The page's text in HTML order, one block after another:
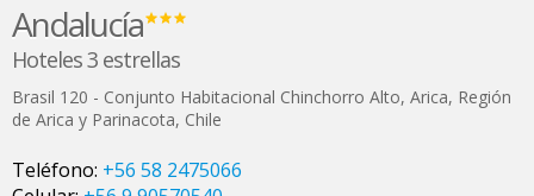
Andalucía
Hoteles 3 estrellas
Brasil 120 - Conjunto Habitacional Chinchorro Alto, Arica, Región
de Arica y Parinacota, Chile
Teléfono: +56 58 2475066